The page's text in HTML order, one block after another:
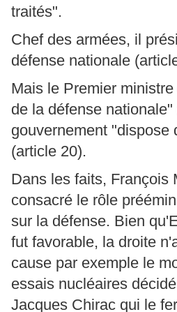
traités".
Chef des armées, il
défense nationale
Mais le Premier
de la défense
gouvernement "dispose
(article 20).
Dans les faits, François
consacré le rôle
sur la défense. Bien
fut favorable, la droite
cause par exemple le
essais nucléaires
Jacques Chirac qui le